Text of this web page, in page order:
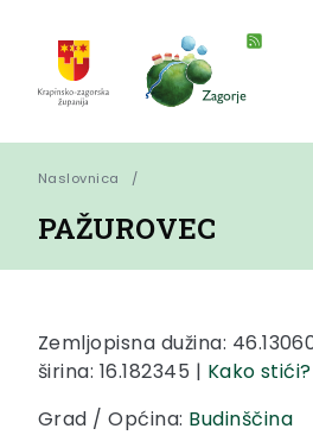
Naslovnica
PAŽUROVEC
Zemljopisna dužina:
širina: 16.182345 | Kako stići?
Grad / Općina: Budinščina